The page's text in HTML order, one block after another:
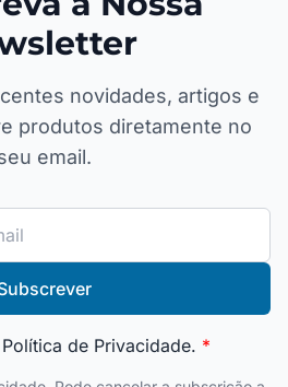
novidades, artigos e
produtos diretamente no
email.
Política de Privacidade. *